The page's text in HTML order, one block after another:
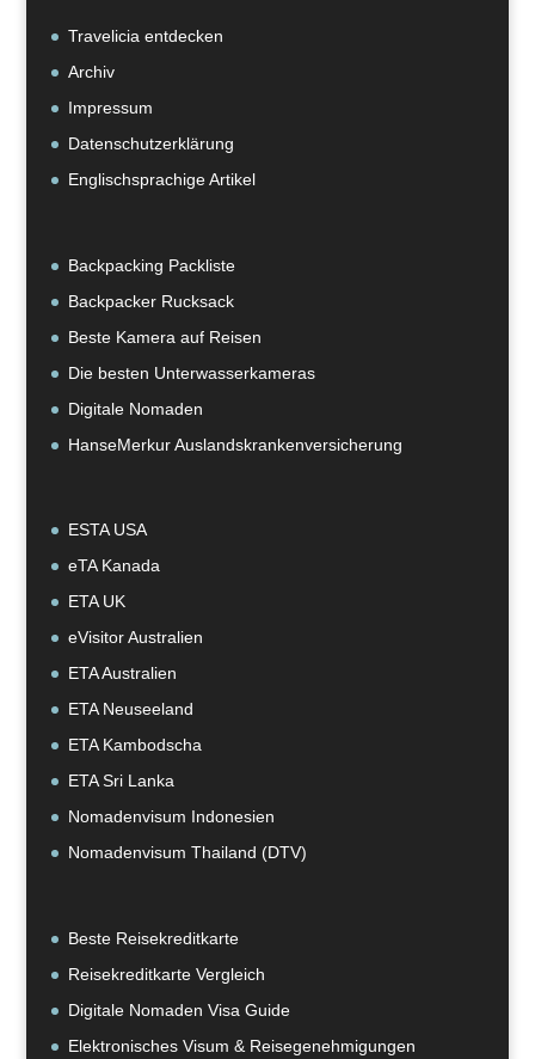
Travelicia entdecken
Archiv
Impressum
Datenschutzerklärung
Englischsprachige Artikel
Backpacking Packliste
Backpacker Rucksack
Beste Kamera auf Reisen
Die besten Unterwasserkameras
Digitale Nomaden
HanseMerkur Auslandskrankenversicherung
ESTA USA
eTA Kanada
ETA UK
eVisitor Australien
ETA Australien
ETA Neuseeland
ETA Kambodscha
ETA Sri Lanka
Nomadenvisum Indonesien
Nomadenvisum Thailand (DTV)
Beste Reisekreditkarte
Reisekreditkarte Vergleich
Digitale Nomaden Visa Guide
Elektronisches Visum & Reisegenehmigungen